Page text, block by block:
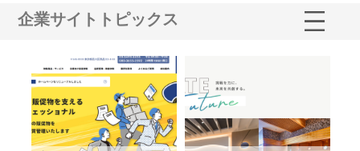
企業サイトトピックス